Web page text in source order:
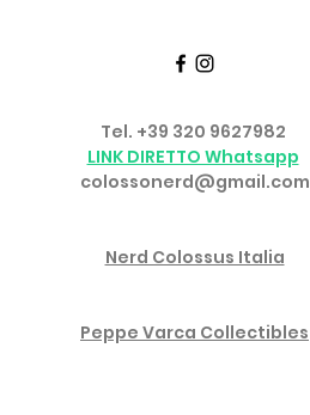
Tel. +39 320 9627982
LINK DIRETTO Whatsapp
colossonerd@gmail.com
Nerd Colossus Italia
Peppe Varca Collectibles